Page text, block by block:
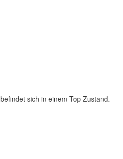
sich in einem Top Zustand.